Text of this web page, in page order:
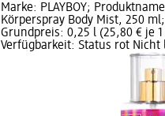
Marke: PLAYBOY;
Körperspray Body Mist, 250
Grundpreis: 0,25 l (25,80 € je
Verfügbarkeit: Status rot Nicht